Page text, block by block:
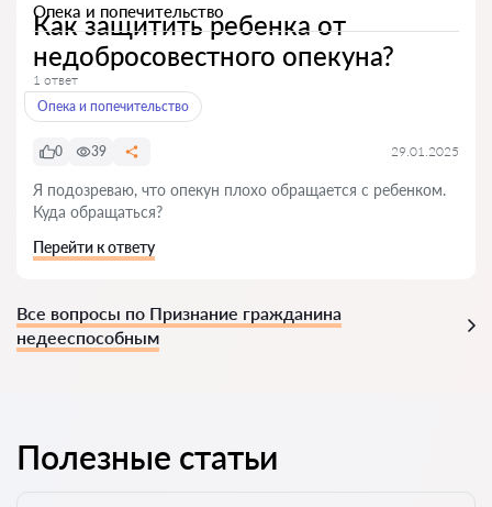
Опека и попечительство
Как защитить ребенка от
недобросовестного опекуна?
1 ответ
Опека и попечительство
0 39 29.01.2025
Я подозреваю, что опекун плохо обращается с ребенком.
Куда обращаться?
Перейти к ответу
Все вопросы по Признание гражданина
недееспособным
Полезные статьи